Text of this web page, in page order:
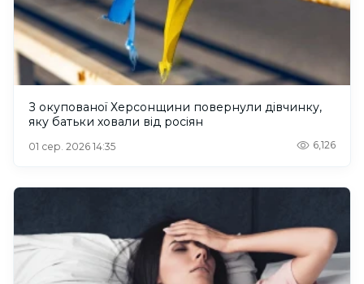
З окупованої Херсонщини повернули дівчинку,
яку батьки ховали від росіян
01 сер. 2026 14:35 6,126